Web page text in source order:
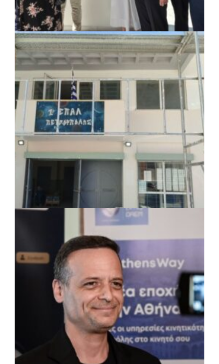
ΚΟΙΝΩΝΙΑ | 07/08/2026 · 18:01
Το Δημοτικό Κατάστημα Κουβαρά φέρει
πλέον το όνομα «Γεώργιος Πρίφτης»
ΤΟΠΙΚΗ ΑΥΤΟΔΙΟΙΚΗΣΗ 07/08/2026 · 17:45
Δήμος Πετρούπολης: Εργασίες
συντήρησης σε σχολεία και αθλητικές
εγκαταστάσεις